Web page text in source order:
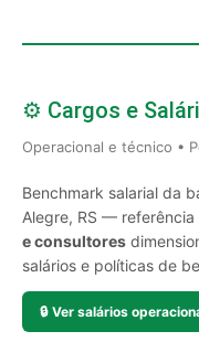
⚙️ Cargos e
Operacional e técnico •
Benchmark salarial da
Alegre, RS — referência
e consultores
salários e políticas de
🔒 Ver salários